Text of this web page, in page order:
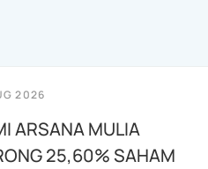
2026
ARSANA MULIA
25,60% SAHAM